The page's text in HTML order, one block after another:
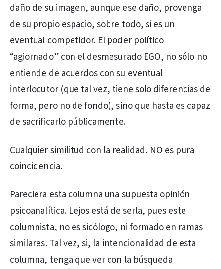
daño de su imagen, aunque ese daño, provenga
de su propio espacio, sobre todo, si es un
eventual competidor. El poder político
“agiornado” con el desmesurado EGO, no sólo no
entiende de acuerdos con su eventual
interlocutor (que tal vez, tiene solo diferencias de
forma, pero no de fondo), sino que hasta es capaz
de sacrificarlo públicamente.
Cualquier similitud con la realidad, NO es pura
coincidencia.
Pareciera esta columna una supuesta opinión
psicoanalítica. Lejos está de serla, pues este
columnista, no es sicólogo, ni formado en ramas
similares. Tal vez, si, la intencionalidad de esta
columna, tenga que ver con la búsqueda